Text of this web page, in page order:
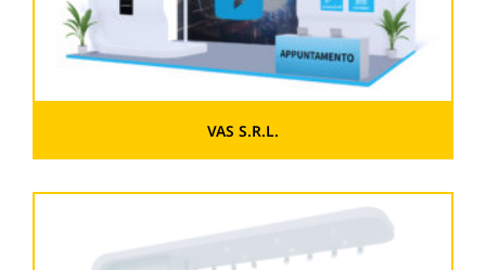
VAS S.R.L.